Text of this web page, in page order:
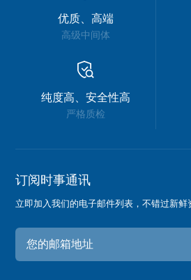
优质、高端
高级中间体
纯度高、安全性高
严格质检
订阅时事通讯
立即加入我们的电子邮件列表，不错过新鲜